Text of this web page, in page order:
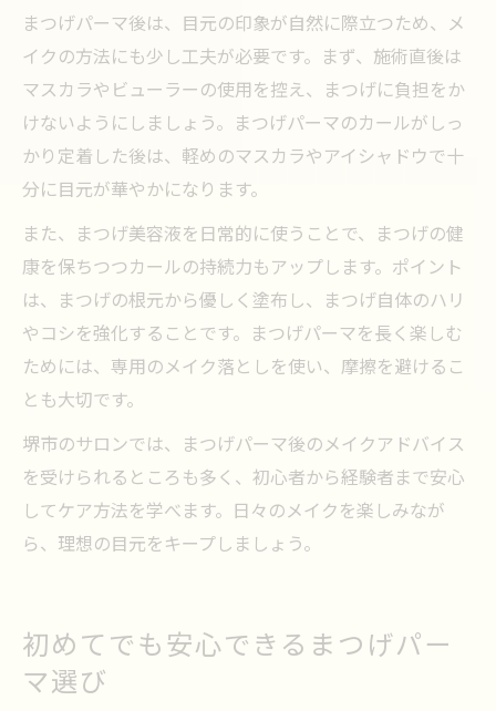
まつげパーマ後は、目元の印象が自然に際立つため、メ
イクの方法にも少し工夫が必要です。まず、施術直後は
マスカラやビューラーの使用を控え、まつげに負担をか
けないようにしましょう。まつげパーマのカールがしっ
かり定着した後は、軽めのマスカラやアイシャドウで十
分に目元が華やかになります。
また、まつげ美容液を日常的に使うことで、まつげの健
康を保ちつつカールの持続力もアップします。ポイント
は、まつげの根元から優しく塗布し、まつげ自体のハリ
やコシを強化することです。まつげパーマを長く楽しむ
ためには、専用のメイク落としを使い、摩擦を避けるこ
とも大切です。
堺市のサロンでは、まつげパーマ後のメイクアドバイス
を受けられるところも多く、初心者から経験者まで安心
してケア方法を学べます。日々のメイクを楽しみなが
ら、理想の目元をキープしましょう。
初めてでも安心できるまつげパー
マ選び